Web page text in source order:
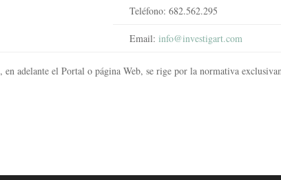
Teléfono: 682.562.295
Email: info@investigart.com
, en adelante el Portal o página Web, se rige por la normativa